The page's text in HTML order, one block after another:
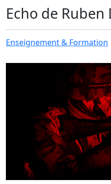
Echo de Ruben
Enseignement & Formation